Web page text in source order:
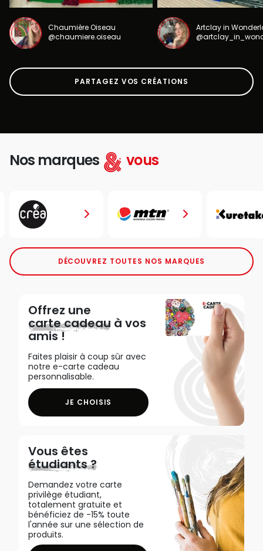
Chaumière Oiseau
@chaumiere.oiseau
Artclay in
PARTAGEZ VOS CRÉATIONS
Nos marques vous
DÉCOUVREZ TOUTES NOS MARQUES
Offrez une
carte cadeau à vos
amis !
Faites plaisir à coup sûr avec
notre e-carte cadeau
personnalisable.
JE CHOISIS
Vous êtes
étudiants ?
Demandez votre carte
privilège étudiant,
totalement gratuite et
bénéficiez de -15% toute
l'année sur une sélection de
produits.